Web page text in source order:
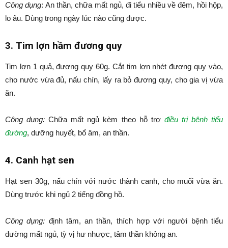
Công dụng: An thần, chữa mất ngủ, đi tiểu nhiều về đêm, hồi hộp,
lo âu. Dùng trong ngày lúc nào cũng được.
3. Tim lợn hầm đương quy
Tim lợn 1 quả, đương quy 60g. Cắt tim lợn nhét đương quy vào,
cho nước vừa đủ, nấu chín, lấy ra bỏ đương quy, cho gia vị vừa
ăn.
Công dụng: Chữa mất ngủ kèm theo hỗ trợ điều trị bệnh tiểu
đường, dưỡng huyết, bổ âm, an thần.
4. Canh hạt sen
Hạt sen 30g, nấu chín với nước thành canh, cho muối vừa ăn.
Dùng trước khi ngủ 2 tiếng đồng hồ.
Công dụng: định tâm, an thần, thích hợp với người bệnh tiểu
đường mất ngủ, tỳ vị hư nhược, tâm thần không an.